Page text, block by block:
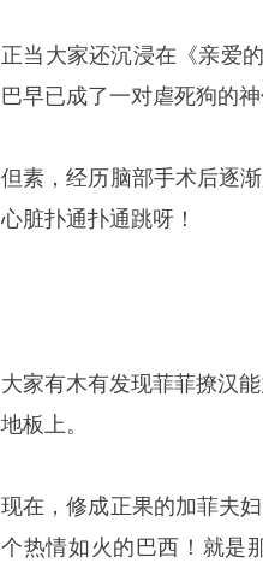
正当大家还沉浸在《亲爱
巴早已成了一对虐死狗的神
但素，经历脑部手术后逐
心脏扑通扑通跳呀！
大家有木有发现菲菲撩汉
地板上。
现在，修成正果的加菲夫
个热情如火的巴西！就是